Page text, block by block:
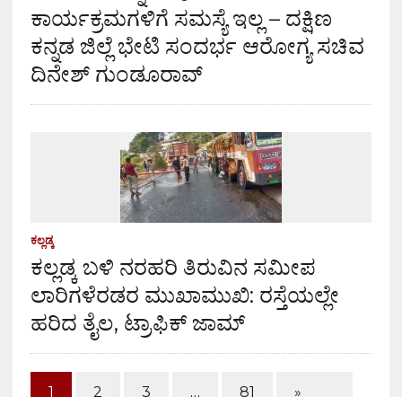
ಕಾರ್ಯಕ್ರಮಗಳಿಗೆ ಸಮಸ್ಯೆ ಇಲ್ಲ – ದಕ್ಷಿಣ
ಕನ್ನಡ ಜಿಲ್ಲೆ ಭೇಟಿ ಸಂದರ್ಭ ಆರೋಗ್ಯ ಸಚಿವ
ದಿನೇಶ್ ಗುಂಡೂರಾವ್
ಕಲ್ಲಡ್ಕ
ಕಲ್ಲಡ್ಕ ಬಳಿ ನರಹರಿ ತಿರುವಿನ ಸಮೀಪ
ಲಾರಿಗಳೆರಡರ ಮುಖಾಮುಖಿ: ರಸ್ತೆಯಲ್ಲೇ
ಹರಿದ ತೈಲ, ಟ್ರಾಫಿಕ್ ಜಾಮ್
1 2 3 … 81 »